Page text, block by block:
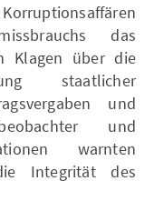
das
Klagen über die
staatlicher
und
und
warnten
Integrität des